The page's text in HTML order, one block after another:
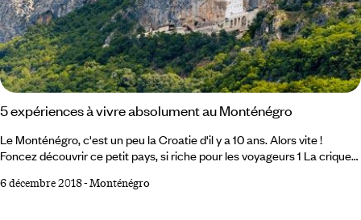
5 expériences à vivre absolument au Monténégro
Le Monténégro, c'est un peu la Croatie d'il y a 10 ans. Alors vite !
Foncez découvrir ce petit pays, si riche pour les voyageurs 1 La crique
amateurs de vie nocturne, elles feront fuir les robinsons. Mais, pour
6 décembre 2018-Monténégro